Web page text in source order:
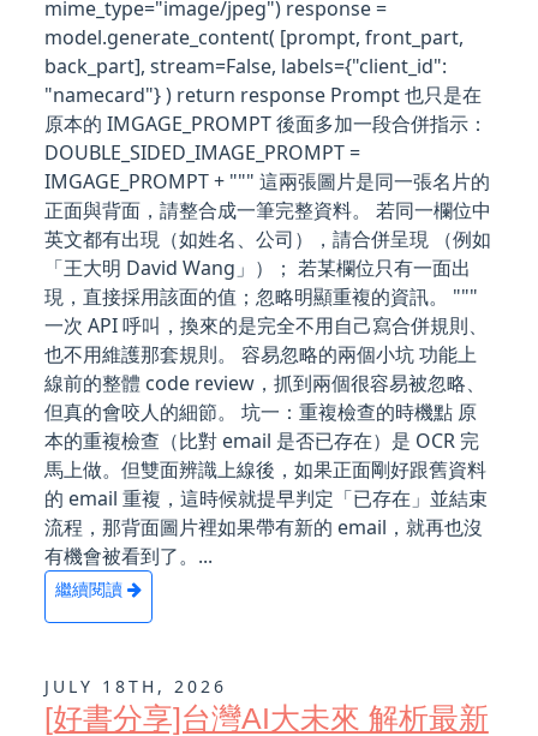
mime_type="image/jpeg") response =
model.generate_content( [prompt, front_part,
back_part], stream=False, labels={"client_id":
"namecard"} ) return response Prompt 也只是在
原本的 IMGAGE_PROMPT 後面多加一段合併指示：
DOUBLE_SIDED_IMAGE_PROMPT =
IMGAGE_PROMPT + """ 這兩張圖片是同一張名片的
正面與背面，請整合成一筆完整資料。 若同一欄位中
英文都有出現（如姓名、公司），請合併呈現 （例如
「王大明 David Wang」）； 若某欄位只有一面出
現，直接採用該面的值；忽略明顯重複的資訊。 """
一次 API 呼叫，換來的是完全不用自己寫合併規則、
也不用維護那套規則。 容易忽略的兩個小坑 功能上
線前的整體 code review，抓到兩個很容易被忽略、
但真的會咬人的細節。 坑一：重複檢查的時機點 原
本的重複檢查（比對 email 是否已存在）是 OCR 完
馬上做。但雙面辨識上線後，如果正面剛好跟舊資料
的 email 重複，這時候就提早判定「已存在」並結束
流程，那背面圖片裡如果帶有新的 email，就再也沒
有機會被看到了。...
繼續閱讀
JULY 18TH, 2026
[好書分享]台灣AI大未來 解析最新